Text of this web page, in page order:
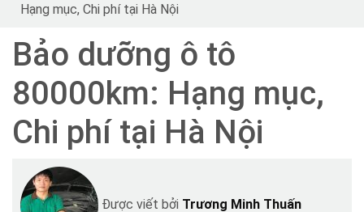
Hạng mục, Chi phí tại Hà Nội
Bảo dưỡng ô tô
80000km: Hạng mục,
Chi phí tại Hà Nội
Được viết bởi Trương Minh Thuấn